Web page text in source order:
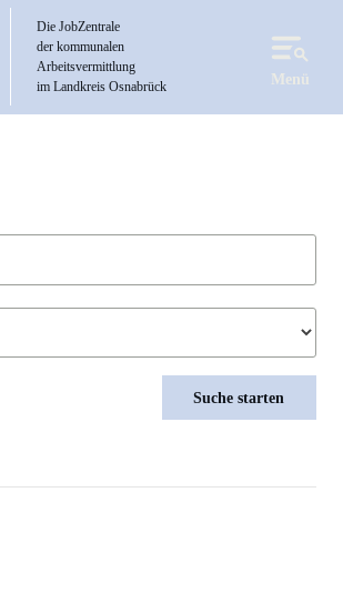
Die JobZentrale
der kommunalen
Arbeitsvermittlung
im Landkreis Osnabrück
Menü